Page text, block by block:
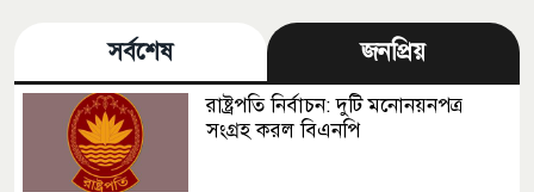
সর্বশেষ জনপ্রিয়
রাষ্ট্রপতি নির্বাচন: দুটি মনোনয়নপত্র
সংগ্রহ করল বিএনপি